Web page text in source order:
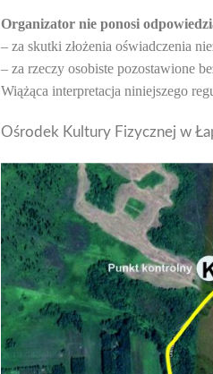
Organizator nie ponosi
– za skutki złożenia oświadczenia
– za rzeczy osobiste pozostawione
Wiążąca interpretacja niniejszego
Ośrodek Kultury Fizycznej w